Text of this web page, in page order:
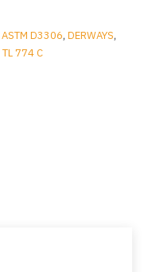
ASTM D3306, DERWAYS,
TL 774 C